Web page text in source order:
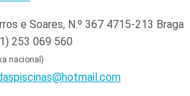
e Soares, N.º 367 4715-213 Braga
253 069 560
nacional)